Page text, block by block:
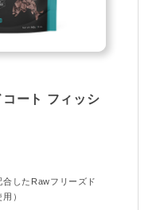
ート フィッシ
したRawフリーズド
）